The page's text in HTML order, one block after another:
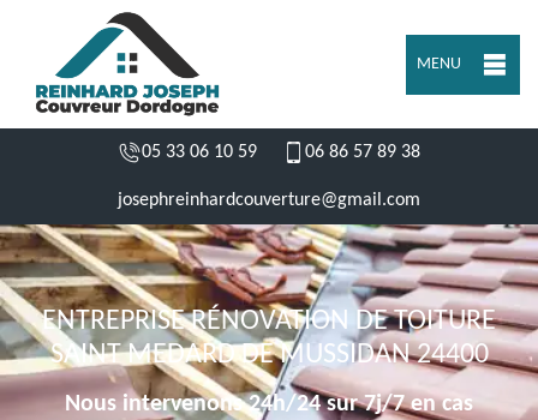
MENU
05 33 06 10 59 06 86 57 89 38
josephreinhardcouverture@gmail.com
ENTREPRISE RÉNOVATION DE TOITURE
SAINT MEDARD DE MUSSIDAN 24400
Nous intervenons 24h/24 sur 7j/7 en cas